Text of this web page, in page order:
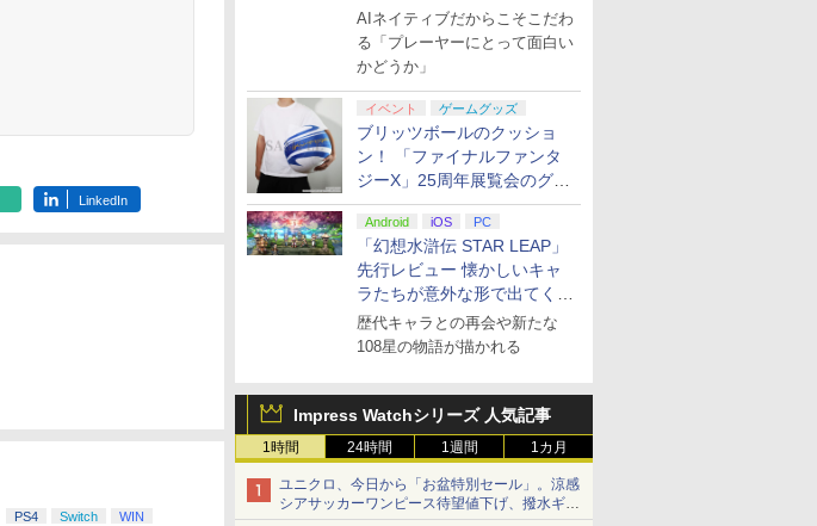
る“AI活用の信念”とは？【講
演レポート】
AIネイティブだからこそこだわ
る「プレーヤーにとって面白い
かどうか」
イベント ゲームグッズ
ブリッツボールのクッショ
ン！ 「ファイナルファンタ
ジーX」25周年展覧会のグッ
ズ情報が公開
Android iOS PC
「幻想水滸伝 STAR LEAP」
先行レビュー 懐かしいキャ
ラたちが意外な形で出てくる
シリーズ完全新作！
歴代キャラとの再会や新たな
108星の物語が描かれる
Impress Watchシリーズ 人気記事
1時間 24時間 1週間 1カ月
ユニクロ、今日から「お盆特別セール」。涼感
シアサッカーワンピース待望値下げ、撥水ギア
ショーツは1990円に
LinkedIn
PS4 Switch WIN